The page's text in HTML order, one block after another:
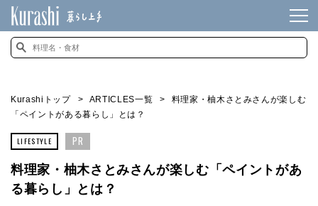
Kurashiトップ ARTICLES一覧
料理家・柚木さとみさんが楽しむ
「ペイントがある暮らし」とは？
LIFESTYLE PR
料理家・柚木さとみさんが楽しむ「ペイントがあ
る暮らし」とは？